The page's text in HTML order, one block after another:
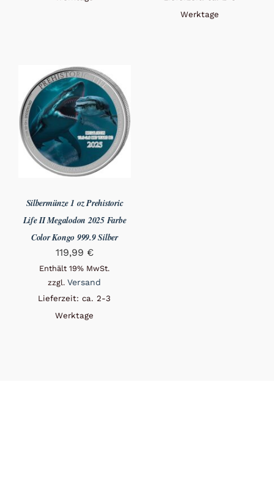
Werktage
Silbermünze 1 oz Prehistoric
Life II Megalodon 2025 Farbe
Color Kongo 999.9 Silber
119,99 €
Enthält 19% MwSt.
zzgl.Versand
Lieferzeit: ca. 2-3
Werktage